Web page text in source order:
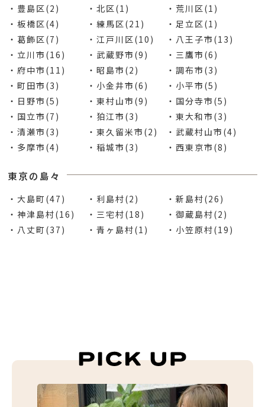
・豊島区(2)
・北区(1)
・荒川区(1)
・板橋区(4)
・練馬区(21)
・足立区(1)
・葛飾区(7)
・江戸川区(10)
・八王子市(13)
・立川市(16)
・武蔵野市(9)
・三鷹市(6)
・府中市(11)
・昭島市(2)
・調布市(3)
・町田市(3)
・小金井市(6)
・小平市(5)
・日野市(5)
・東村山市(9)
・国分寺市(5)
・国立市(7)
・狛江市(3)
・東大和市(3)
・清瀬市(3)
・東久留米市(2)
・武蔵村山市(4)
・多摩市(4)
・稲城市(3) ・西東京市(8)
東京の島々
・大島町(47) ・利島村(2)
・新島村(26)
・神津島村(16)
・三宅村(18)
・御蔵島村(2)
・八丈町(37)
・青ヶ島村(1) ・小笠原村(19)